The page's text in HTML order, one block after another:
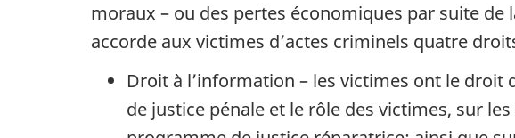
moraux – ou des pertes économiques par suite
accorde aux victimes d’actes criminels quatre
Droit à l’information – les victimes ont le
de justice pénale et le rôle des victimes, sur